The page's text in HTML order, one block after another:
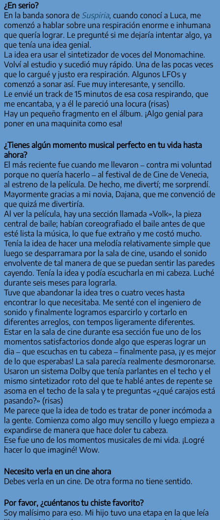
¿En serio?
En la banda sonora de Suspiria, cuando conocí a Luca, me
comenzó a hablar sobre una respiración enorme e inhumana
que quería lograr. Le pregunté si me dejaría intentar algo, ya
que tenía una idea genial.
La idea era usar el sintetizador de voces del Monomachine.
Volví al estudio y sucedió muy rápido. Una de las pocas veces
que lo cargué y justo era respiración. Algunos LFOs y
comenzó a sonar así. Fue muy interesante, y sencillo.
Le envié un track de 15 minutos de esa cosa respirando, que
me encantaba, y a él le pareció una locura (risas)
Hay un pequeño fragmento en el álbum. ¡Algo genial para
poner en una maquinita como esa!
¿Tienes algún momento musical perfecto en tu vida hasta
ahora?
El más reciente fue cuando me llevaron – contra mi voluntad
porque no quería hacerlo – al festival de de Cine de Venecia,
al estreno de la película. De hecho, me divertí; me sorprendí.
Mayormente gracias a mi novia, Dajana, que me convenció de
que quizá me divertiría.
Al ver la película, hay una sección llamada «Volk», la pieza
central de baile; habían coreografiado el baile antes de que
esté lista la música, lo que fue extraño y me costó mucho.
Tenía la idea de hacer una melodía relativamente simple que
luego se desparramara por la sala de cine, usando el sonido
envolvente de tal manera de que se puedan sentir las paredes
cayendo. Tenía la idea y podía escucharla en mi cabeza. Luché
durante seis meses para lograrla.
Tuve que abandonar la idea tres o cuatro veces hasta
encontrar lo que necesitaba. Me senté con el ingeniero de
sonido y finalmente logramos esparcirlo y cortarlo en
diferentes arreglos, con tempos ligeramente diferentes.
Estar en la sala de cine durante esa sección fue uno de los
momentos satisfactorios donde algo que esperas lograr un
dia – que escuchas en tu cabeza – finalmente pasa, ¡y es mejor
de lo que esperabas! La sala parecía realmente desmoronarse.
Usaron un sistema Dolby que tenía parlantes en el techo y el
mismo sintetizador roto del que te hablé antes de repente se
asoma en el techo de la sala y te preguntas «¿qué carajos está
pasando?» (risas)
Me parece que la idea de todo es tratar de poner incómoda a
la gente. Comienza como algo muy sencillo y luego empieza a
expandirse de manera que hace doler tu cabeza.
Ese fue uno de los momentos musicales de mi vida. ¡Logré
hacer lo que imaginé! Wow.
Necesito verla en un cine ahora
Debes verla en un cine. De otra forma no tiene sentido.
Por favor, ¿cuéntanos tu chiste favorito?
Soy malísimo para eso. Mi hijo tuvo una etapa en la que leía